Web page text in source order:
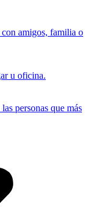
amigos, familia o
u oficina.
personas que más